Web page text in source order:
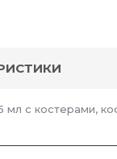
мл с костерами,